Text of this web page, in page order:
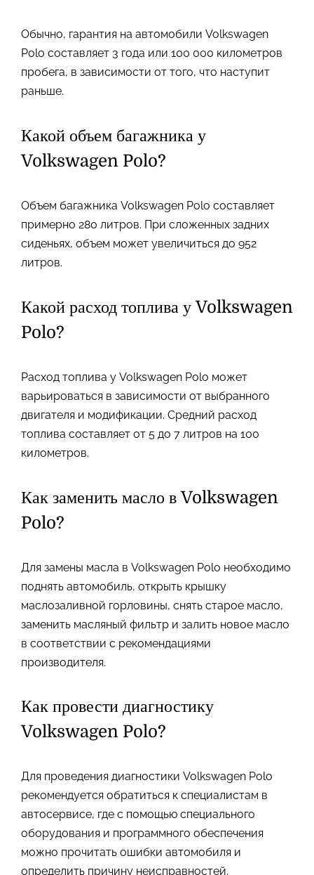
Обычно, гарантия на автомобили Volkswagen
Polo составляет 3 года или 100 000 километров
пробега, в зависимости от того, что наступит
раньше.
Какой объем багажника у
Volkswagen Polo?
Объем багажника Volkswagen Polo составляет
примерно 280 литров. При сложенных задних
сиденьях, объем может увеличиться до 952
литров.
Какой расход топлива у Volkswagen
Polo?
Расход топлива у Volkswagen Polo может
варьироваться в зависимости от выбранного
двигателя и модификации. Средний расход
топлива составляет от 5 до 7 литров на 100
километров.
Как заменить масло в Volkswagen
Polo?
Для замены масла в Volkswagen Polo необходимо
поднять автомобиль, открыть крышку
маслозаливной горловины, снять старое масло,
заменить масляный фильтр и залить новое масло
в соответствии с рекомендациями
производителя.
Как провести диагностику
Volkswagen Polo?
Для проведения диагностики Volkswagen Polo
рекомендуется обратиться к специалистам в
автосервисе, где с помощью специального
оборудования и программного обеспечения
можно прочитать ошибки автомобиля и
определить причину неисправностей.